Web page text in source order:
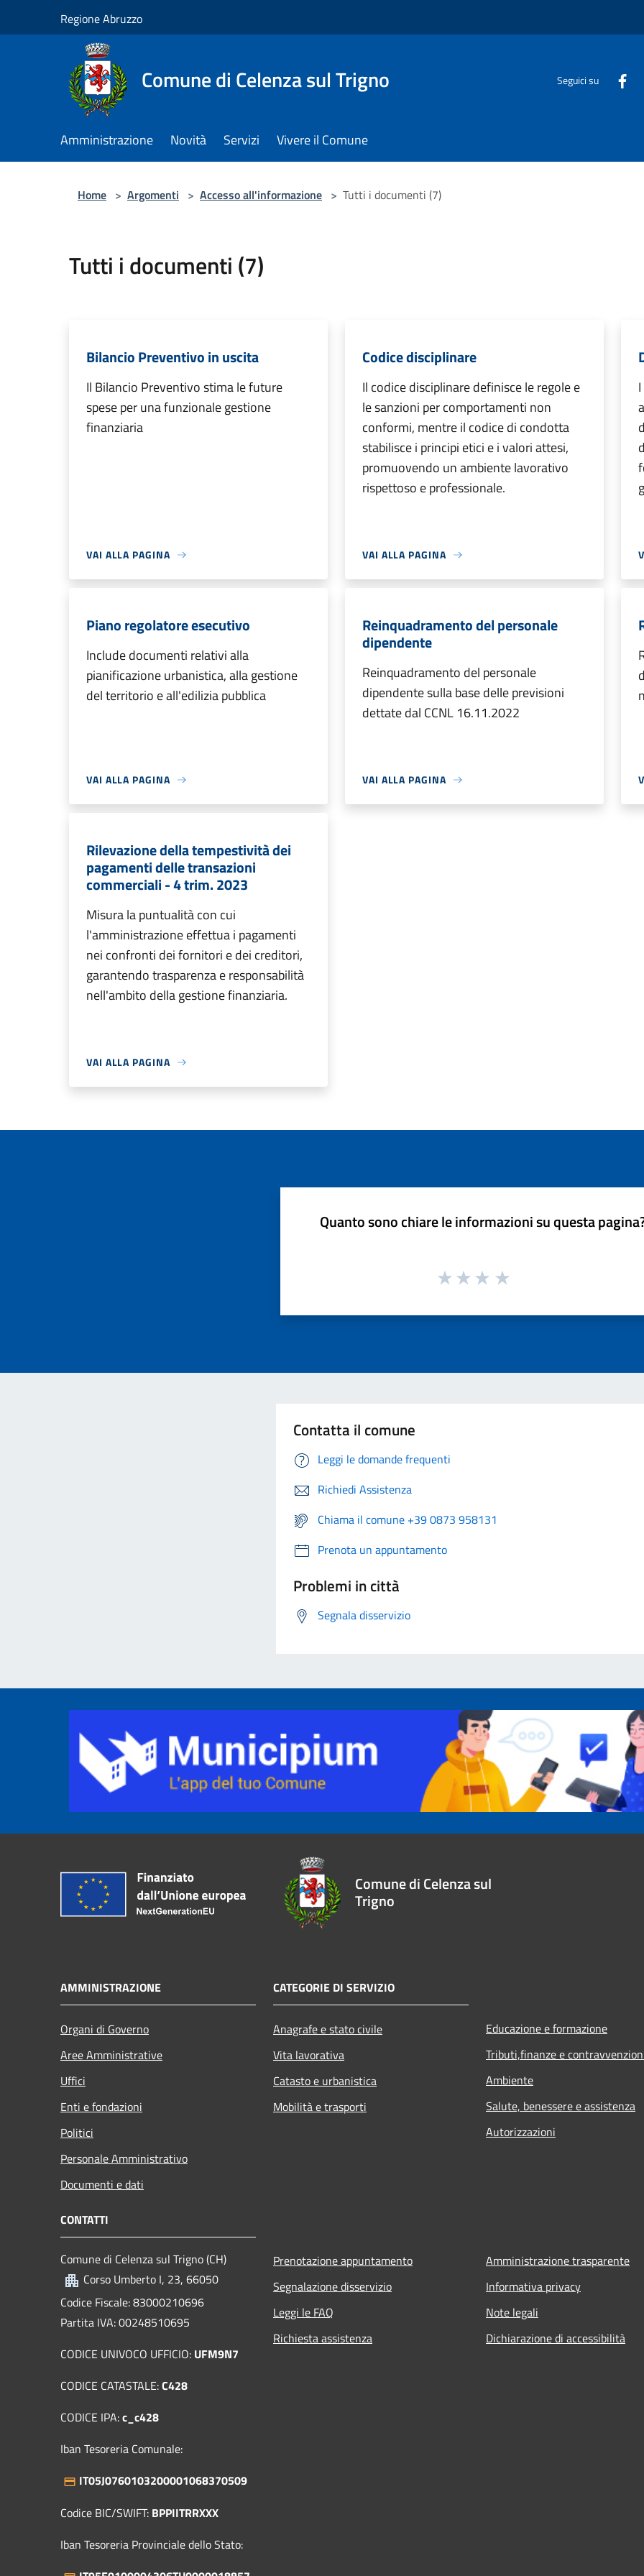
Regione Abruzzo
Comune di Celenza sul Trigno Seguici su
Amministrazione Novità Servizi Vivere il Comune
Home > Argomenti > Accesso all'informazione > Tutti i documenti (7)
Tutti i documenti (7)
Bilancio Preventivo in uscita
Il Bilancio Preventivo stima le future
spese per una funzionale gestione
finanziaria
VAI ALLA PAGINA
Codice disciplinare
Il codice disciplinare definisce le regole e
le sanzioni per comportamenti non
conformi, mentre il codice di condotta
stabilisce i principi etici e i valori attesi,
promuovendo un ambiente lavorativo
rispettoso e professionale.
VAI ALLA PAGINA
Piano regolatore esecutivo
Include documenti relativi alla
pianificazione urbanistica, alla gestione
del territorio e all'edilizia pubblica
VAI ALLA PAGINA
Reinquadramento del personale
dipendente
Reinquadramento del personale
dipendente sulla base delle previsioni
dettate dal CCNL 16.11.2022
VAI ALLA PAGINA
Rilevazione della tempestività dei
pagamenti delle transazioni
commerciali - 4 trim. 2023
Misura la puntualità con cui
l'amministrazione effettua i pagamenti
nei confronti dei fornitori e dei creditori,
garantendo trasparenza e responsabilità
nell'ambito della gestione finanziaria.
VAI ALLA PAGINA
Quanto sono chiare le informazioni su questa
Contatta il comune
Leggi le domande frequenti
Richiedi Assistenza
Chiama il comune +39 0873 958131
Prenota un appuntamento
Problemi in città
Segnala disservizio
Comune di Celenza sul
Trigno
AMMINISTRAZIONE
Organi di Governo
Aree Amministrative
Uffici
Enti e fondazioni
Politici
Personale Amministrativo
Documenti e dati
CATEGORIE DI SERVIZIO
Anagrafe e stato civile
Vita lavorativa
Catasto e urbanistica
Mobilità e trasporti
Educazione e formazione
Tributi,finanze e
Ambiente
Salute, benessere e assistenza
Autorizzazioni
CONTATTI
Comune di Celenza sul Trigno (CH)
Corso Umberto I, 23, 66050
Codice Fiscale: 83000210696
Partita IVA: 00248510695
CODICE UNIVOCO UFFICIO: UFM9N7
CODICE CATASTALE:C428
CODICE IPA:c_c428
Iban Tesoreria Comunale:
IT05J0760103200001068370509
Codice BIC/SWIFT: BPPIITRRXXX
Iban Tesoreria Provinciale dello Stato:
Prenotazione appuntamento
Segnalazione disservizio
Leggi le FAQ
Richiesta assistenza
Amministrazione trasparente
Informativa privacy
Note legali
Dichiarazione di accessibilità